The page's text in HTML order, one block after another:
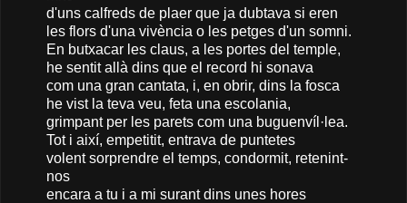
d'uns calfreds de plaer que ja dubtava si eren
les flors d'una vivència o les petges d'un somni.
En butxacar les claus, a les portes del temple,
he sentit allà dins que el record hi sonava
com una gran cantata, i, en obrir, dins la fosca
he vist la teva veu, feta una escolania,
grimpant per les parets com una buguenvíl·lea.
Tot i així, empetitit, entrava de puntetes
volent sorprendre el temps, condormit, retenint-
nos
encara a tu i a mi surant dins unes hores